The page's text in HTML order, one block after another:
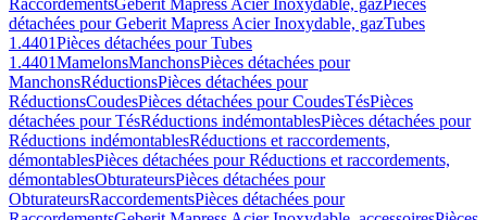
RaccordementsGeberit Mapress Acier Inoxydable, gazPièces
détachées pour Geberit Mapress Acier Inoxydable, gazTubes
1.4401Pièces détachées pour Tubes
1.4401MamelonsManchonsPièces détachées pour
ManchonsRéductionsPièces détachées pour
RéductionsCoudesPièces détachées pour CoudesTésPièces
détachées pour TésRéductions indémontablesPièces détachées pour
Réductions indémontablesRéductions et raccordements,
démontablesPièces détachées pour Réductions et raccordements,
démontablesObturateursPièces détachées pour
ObturateursRaccordementsPièces détachées pour